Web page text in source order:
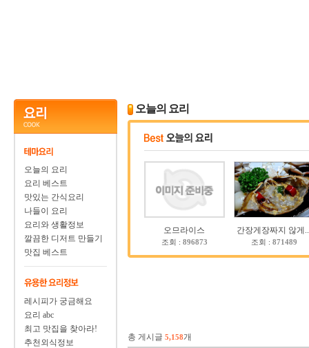
오늘의 요리
요리 베스트
맛있는 간식요리
나들이 요리
요리와 생활정보
깔끔한 디저트 만들기
맛집 베스트
레시피가 궁금해요
요리 abc
최고 맛집을 찾아라!
추천외식정보
오늘의 요리
오므라이스
조회 : 896873
간장게장짜지 않게
조회 : 871489
총 게시글 5,158개